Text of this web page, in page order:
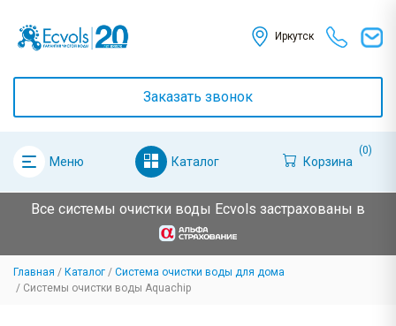
Иркутск
Заказать звонок
Меню Каталог Корзина
(0)
Все системы очистки воды Ecvols застрахованы в
Главная Каталог
Система очистки воды для дома
Системы очистки воды Aquachip